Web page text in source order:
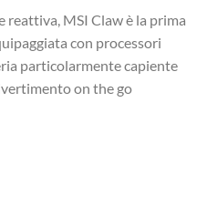
reattiva, MSI Claw è la prima
con processori
particolarmente capiente
on the go